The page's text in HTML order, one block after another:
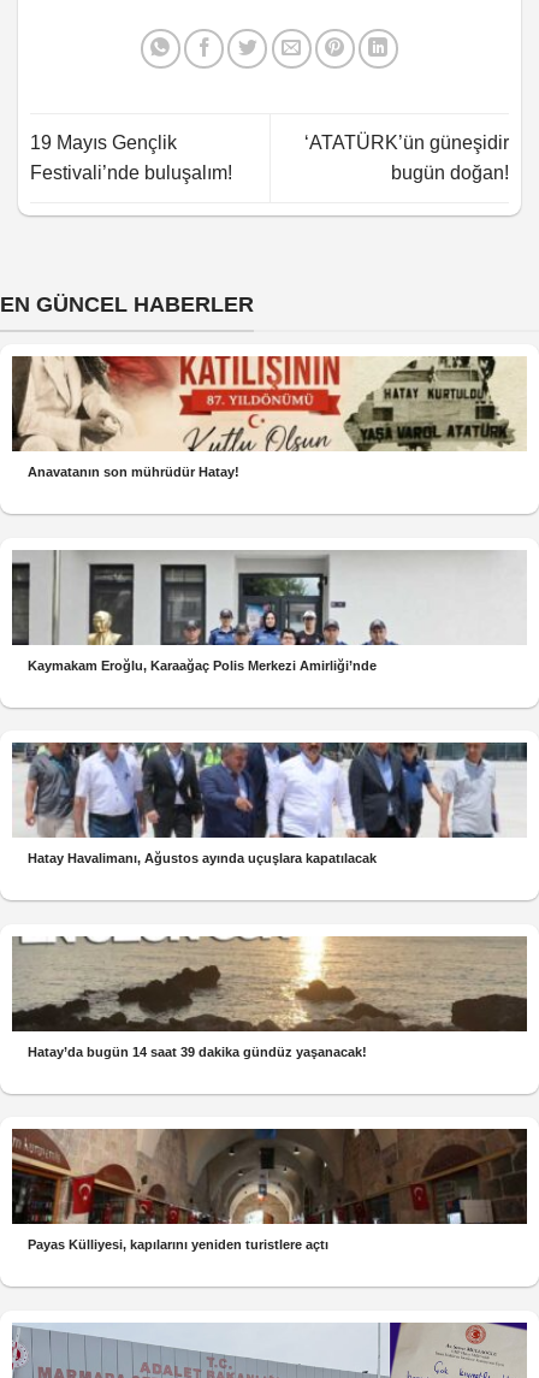
19 Mayıs Gençlik
Festivali’nde buluşalım!
‘ATATÜRK’ün güneşidir
bugün doğan!
EN GÜNCEL HABERLER
Anavatanın son mührüdür Hatay!
Kaymakam Eroğlu, Karaağaç Polis Merkezi Amirliği’nde
Hatay Havalimanı, Ağustos ayında uçuşlara kapatılacak
Hatay’da bugün 14 saat 39 dakika gündüz yaşanacak!
Payas Külliyesi, kapılarını yeniden turistlere açtı